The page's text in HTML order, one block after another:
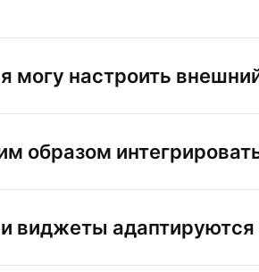
могу настроить
образом
виджеты адаптируются